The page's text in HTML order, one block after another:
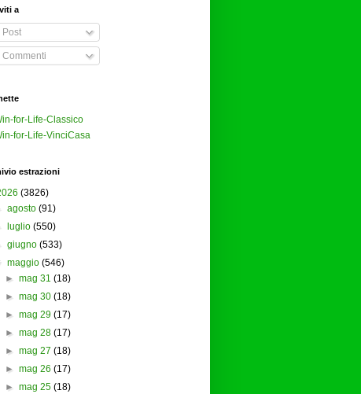
a
Post
Commenti
for-Life-Classico
for-Life-VinciCasa
estrazioni
(3826)
agosto (91)
luglio (550)
giugno (533)
maggio (546)
► mag 31 (18)
► mag 30 (18)
► mag 29 (17)
► mag 28 (17)
► mag 27 (18)
► mag 26 (17)
► mag 25 (18)